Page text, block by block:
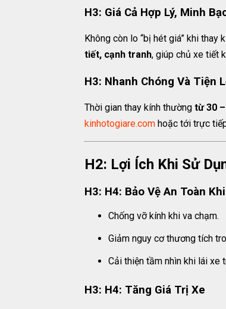
H3: Giá Cả Hợp Lý, Minh
Không còn lo “bị hét giá” khi thay
tiết, cạnh tranh, giúp chủ xe tiết
H3: Nhanh Chóng Và Tiện
Thời gian thay kính thường từ 30
kinhotogiare.com hoặc tới trực
H2: Lợi Ích Khi Sử
H3: H4: Bảo Vệ An Toàn
Chống vỡ kính khi va chạm.
Giảm nguy cơ thương tích
Cải thiện tầm nhìn khi lái xe
H3: H4: Tăng Giá Trị Xe